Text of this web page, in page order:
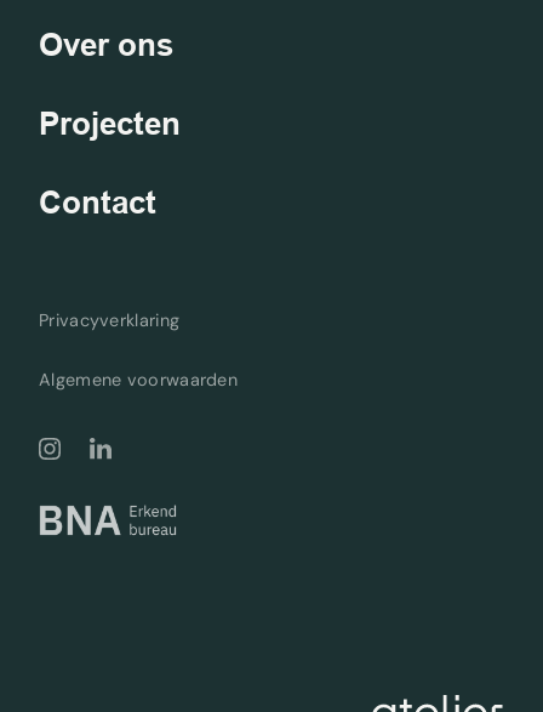
Over ons
Projecten
Contact
Privacyverklaring
Algemene voorwaarden